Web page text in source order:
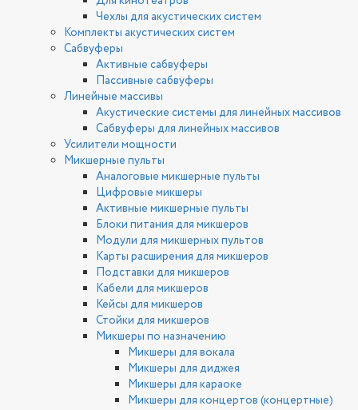
Чехлы для акустических систем
Комплекты акустических систем
Сабвуферы
Активные сабвуферы
Пассивные сабвуферы
Линейные массивы
Акустические системы для линейных массивов
Сабвуферы для линейных массивов
Усилители мощности
Микшерные пульты
Аналоговые микшерные пульты
Цифровые микшеры
Активные микшерные пульты
Блоки питания для микшеров
Модули для микшерных пультов
Карты расширения для микшеров
Подставки для микшеров
Кабели для микшеров
Кейсы для микшеров
Стойки для микшеров
Микшеры по назначению
Микшеры для вокала
Микшеры для диджея
Микшеры для караоке
Микшеры для концертов (концертные)